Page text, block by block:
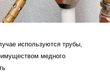
используются трубы,
медного